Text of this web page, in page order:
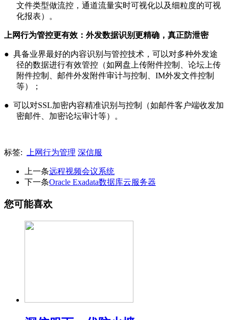
文件类型做流控，通道流量实时可视化以及细粒度的可视
化报表）。
上网行为管控更有效：外发数据识别更精确，真正防泄密
● 具备业界最好的内容识别与管控技术，可以对多种外发途
径的数据进行有效管控（如网盘上传附件控制、论坛上传
附件控制、邮件外发附件审计与控制、IM外发文件控制
等）；
● 可以对SSL加密内容精准识别与控制（如邮件客户端收发加
密邮件、加密论坛审计等）。
标签: 上网行为管理 深信服
上一条远程视频会议系统
下一条Oracle Exadata数据库云服务器
您可能喜欢